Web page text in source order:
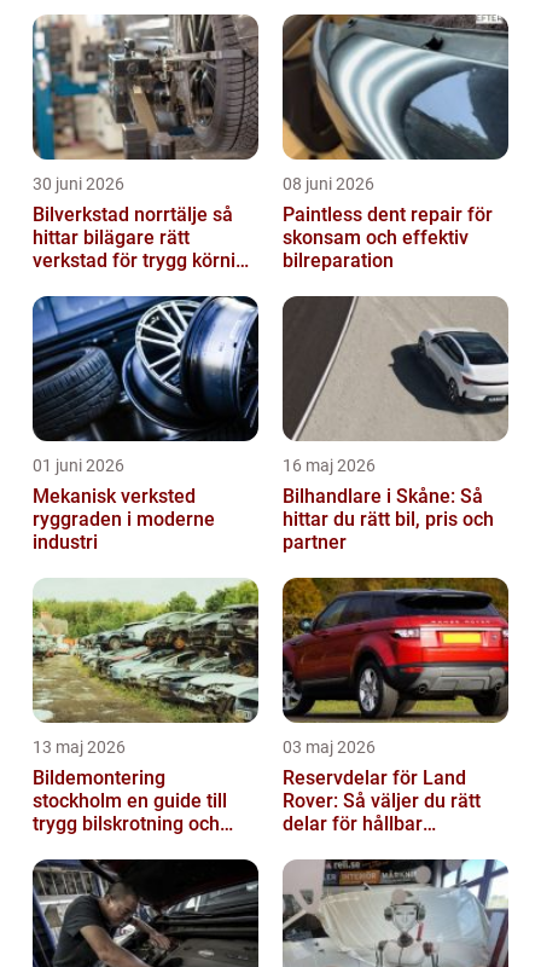
30 juni 2026
Bilverkstad norrtälje så
hittar bilägare rätt
verkstad för trygg körning
08 juni 2026
Paintless dent repair för
skonsam och effektiv
bilreparation
01 juni 2026
Mekanisk verksted
ryggraden i moderne
industri
16 maj 2026
Bilhandlare i Skåne: Så
hittar du rätt bil, pris och
partner
13 maj 2026
Bildemontering
stockholm en guide till
trygg bilskrotning och
03 maj 2026
Reservdelar för Land
Rover: Så väljer du rätt
delar för hållbar